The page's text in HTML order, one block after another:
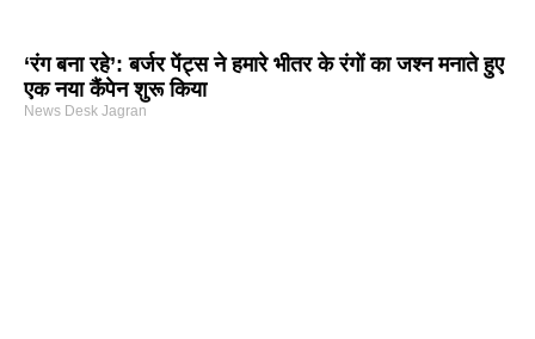
‘रंग बना रहे’: बर्जर पेंट्स ने हमारे भीतर के रंगों का जश्न मनाते हुए
एक नया कैंपेन शुरू किया
News Desk Jagran